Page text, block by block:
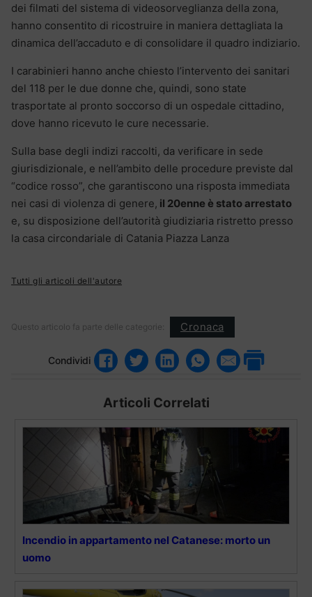
dei filmati del sistema di videosorveglianza della zona,
hanno consentito di ricostruire in maniera dettagliata la
dinamica dell’accaduto e di consolidare il quadro indiziario.
I carabinieri hanno anche chiesto l’intervento dei sanitari
del 118 per le due donne che, quindi, sono state
trasportate al pronto soccorso di un ospedale cittadino,
dove hanno ricevuto le cure necessarie.
Sulla base degli indizi raccolti, da verificare in sede
giurisdizionale, e nell’ambito delle procedure previste dal
“codice rosso”, che garantiscono una risposta immediata
nei casi di violenza di genere, il 20enne è stato arrestato
e, su disposizione dell’autorità giudiziaria ristretto presso
la casa circondariale di Catania Piazza Lanza
Tutti gli articoli dell'autore
Questo articolo fa parte delle categorie: Cronaca
Condividi
Articoli Correlati
Incendio in appartamento nel Catanese: morto un
uomo